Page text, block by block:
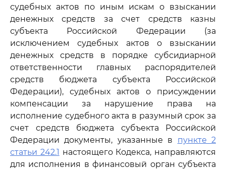
судебных актов по иным искам о взыскании
денежных средств за счет средств казны
субъекта Российской Федерации (за
исключением судебных актов о взыскании
денежных средств в порядке субсидиарной
ответственности главных распорядителей
средств бюджета субъекта Российской
Федерации), судебных актов о присуждении
компенсации за нарушение права на
исполнение судебного акта в разумный срок за
счет средств бюджета субъекта Российской
Федерации документы, указанные в пункте 2
статьи 242.1 настоящего Кодекса, направляются
для исполнения в финансовый орган субъекта